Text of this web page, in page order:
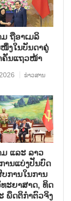
ຖື​ອາ​ເມ​ລິ​
ງ​ໃນ​ບັນ​ດາ​ຄູ່​
ຄັນ​ແຖວ​ໜ້າ
ຂ່າວສານ
ແລະ ລາວ​
ານ​ແບ່​ງ​ປັນ​ບົດ​
ການ​ໃນ​ການ​
ະ​ຍາ​ສາດ, ທິດ​
ພຶດ​ຕິ​ກຳຕົວ​ຈິງ